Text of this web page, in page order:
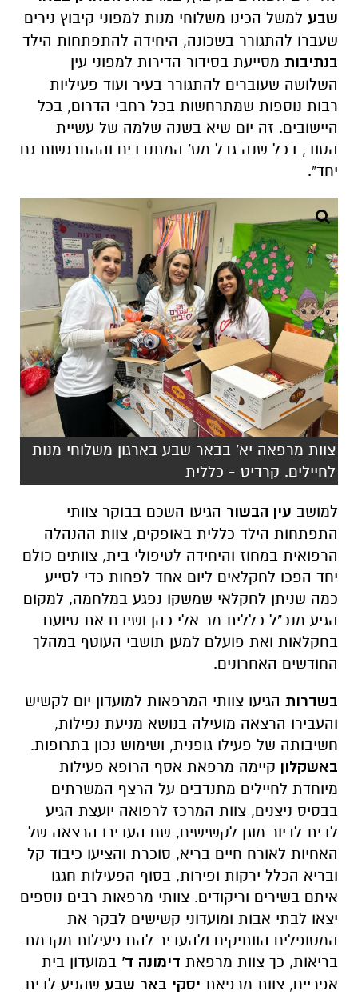
שבע למשל הכינו משלוחי מנות למפוני קיבוץ נירים
שעברו להתגורר בשכונה, היחידה להתפתחות הילד
בנתיבות מסייעת בסידור הדירות למפוני עין
השלושה שעוברים להתגורר בעיר ועוד פעיליות
רבות נוספות שמתרחשות בכל רחבי הדרום, בכל
היישובים. זה יום שיא בשנה שלמה של עשיית
הטוב, בכל שנה גדל מס' המתנדבים וההתרגשות גם
יחד".
צוות מרפאה יא' בבאר שבע בארגון משלוחי מנות
לחיילים. קרדיט - כללית
למושב עין הבשור הגיעו השכם בבוקר צוותי
התפתחות הילד כללית באופקים, צוות ההנהלה
הרפואית במחוז והיחידה לטיפולי בית, צוותים כולם
יחד הפכו לחקלאים ליום אחד לפחות כדי לסייע
כמה שניתן לחקלאי שמשקו נפגע במלחמה, למקום
הגיע מנכ"ל כללית מר אלי כהן ושיבח את סיועם
בחקלאות ואת פועלם למען תושבי העוטף במהלך
החודשים האחרונים.
בשדרות הגיעו צוותי המרפאות למועדון יום לקשיש
והעבירו הרצאה מועילה בנושא מניעת נפילות,
חשיבותה של פעילו גופנית, ושימוש נכון בתרופות.
באשקלון קיימה מרפאת אסף הרופא פעילות
מיוחדת לחיילים מתנדבים על הרצף המשרתים
בבסיס ניצנים, צוות המרכז לרפואה יועצת הגיע
לבית לדיור מוגן לקשישים, שם העבירו הרצאה של
האחיות לאורח חיים בריא, סוכרת והציעו כיבוד קל
ובריא הכלל ירקות ופירות, בסוף הפעילות חגגו
איתם בשירים וריקודים. צוותי מרפאות רבים נוספים
יצאו לבתי אבות ומועדוני קשישים לבקר את
המטופלים הוותיקים ולהעביר להם פעילות מקדמת
בריאות, כך צוות מרפאת דימונה ד' במועדון בית
אפריים, צוות מרפאת יסקי באר שבע שהגיע לבית